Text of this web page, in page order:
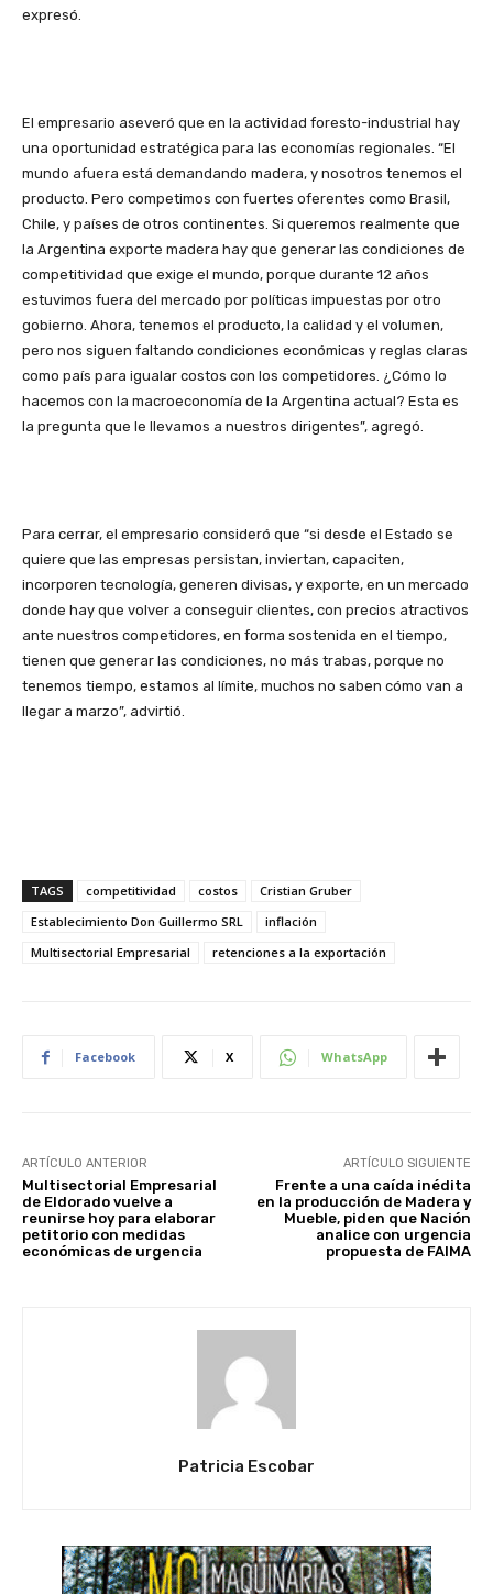
expresó.
El empresario aseveró que en la actividad foresto-industrial hay
una oportunidad estratégica para las economías regionales. “El
mundo afuera está demandando madera, y nosotros tenemos el
producto. Pero competimos con fuertes oferentes como Brasil,
Chile, y países de otros continentes. Si queremos realmente que
la Argentina exporte madera hay que generar las condiciones de
competitividad que exige el mundo, porque durante 12 años
estuvimos fuera del mercado por políticas impuestas por otro
gobierno. Ahora, tenemos el producto, la calidad y el volumen,
pero nos siguen faltando condiciones económicas y reglas claras
como país para igualar costos con los competidores. ¿Cómo lo
hacemos con la macroeconomía de la Argentina actual? Esta es
la pregunta que le llevamos a nuestros dirigentes”, agregó.
Para cerrar, el empresario consideró que “si desde el Estado se
quiere que las empresas persistan, inviertan, capaciten,
incorporen tecnología, generen divisas, y exporte, en un mercado
donde hay que volver a conseguir clientes, con precios atractivos
ante nuestros competidores, en forma sostenida en el tiempo,
tienen que generar las condiciones, no más trabas, porque no
tenemos tiempo, estamos al límite, muchos no saben cómo van a
llegar a marzo”, advirtió.
TAGS competitividad costos
Cristian Gruber
Establecimiento Don Guillermo SRL
inflación
Multisectorial Empresarial
retenciones a la exportación
Facebook X WhatsApp
ARTÍCULO ANTERIOR
Multisectorial Empresarial
de Eldorado vuelve a
reunirse hoy para elaborar
petitorio con medidas
económicas de urgencia
ARTÍCULO SIGUIENTE
Frente a una caída inédita
en la producción de Madera y
Mueble, piden que Nación
analice con urgencia
propuesta de FAIMA
Patricia Escobar